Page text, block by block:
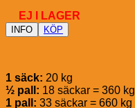
EJ I LAGER
INFO KÖP
1 säck: 20 kg
½ pall: 18 säckar = 360 kg
1 pall: 33 säckar = 660 kg